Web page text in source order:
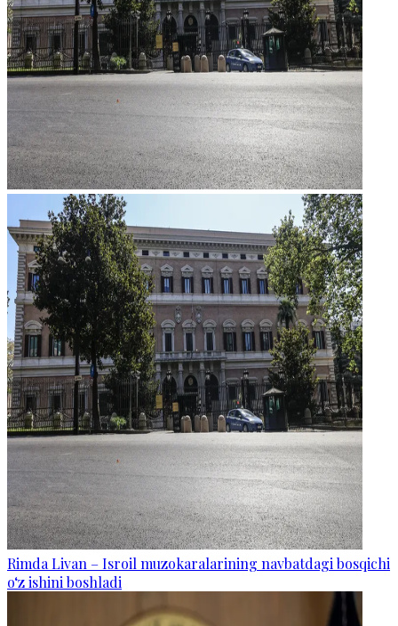
Rimda Livan – Isroil muzokaralarining navbatdagi bosqichi
o‘z ishini boshladi